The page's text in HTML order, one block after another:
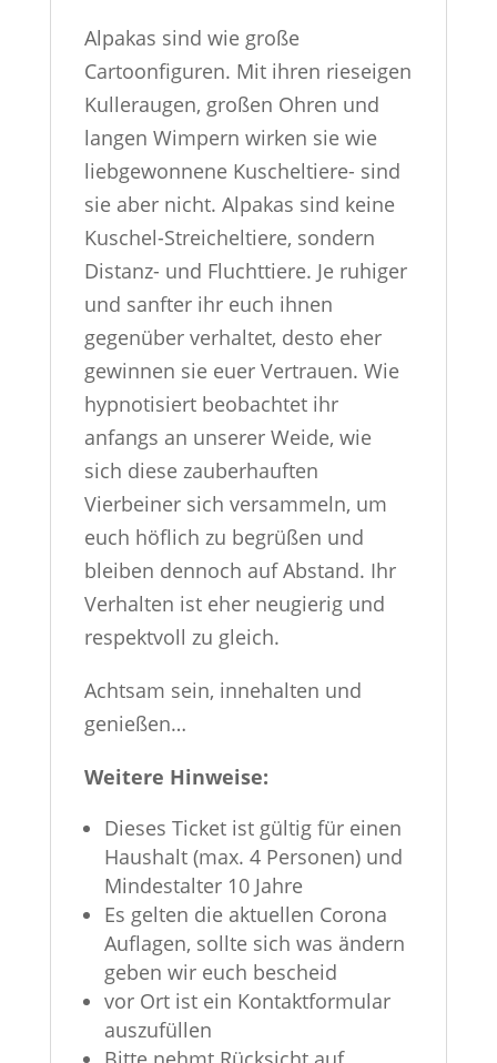
Alpakas sind wie große
Cartoonfiguren. Mit ihren rieseigen
Kulleraugen, großen Ohren und
langen Wimpern wirken sie wie
liebgewonnene Kuscheltiere- sind
sie aber nicht. Alpakas sind keine
Kuschel-Streicheltiere, sondern
Distanz- und Fluchttiere. Je ruhiger
und sanfter ihr euch ihnen
gegenüber verhaltet, desto eher
gewinnen sie euer Vertrauen. Wie
hypnotisiert beobachtet ihr
anfangs an unserer Weide, wie
sich diese zauberhauften
Vierbeiner sich versammeln, um
euch höflich zu begrüßen und
bleiben dennoch auf Abstand. Ihr
Verhalten ist eher neugierig und
respektvoll zu gleich.
Achtsam sein, innehalten und
genießen…
Weitere Hinweise:
Dieses Ticket ist gültig für einen
Haushalt (max. 4 Personen) und
Mindestalter 10 Jahre
Es gelten die aktuellen Corona
Auflagen, sollte sich was ändern
geben wir euch bescheid
vor Ort ist ein Kontaktformular
auszufüllen